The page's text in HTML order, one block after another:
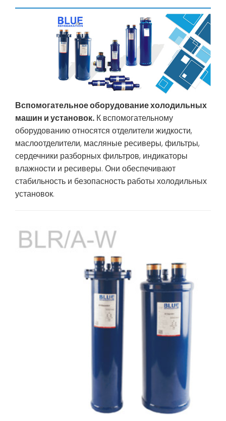
Вспомогательное оборудование холодильных
машин и установок. К вспомогательному
оборудованию относятся отделители жидкости,
маслоотделители, масляные ресиверы, фильтры,
сердечники разборных фильтров, индикаторы
влажности и ресиверы. Они обеспечивают
стабильность и безопасность работы холодильных
установок.